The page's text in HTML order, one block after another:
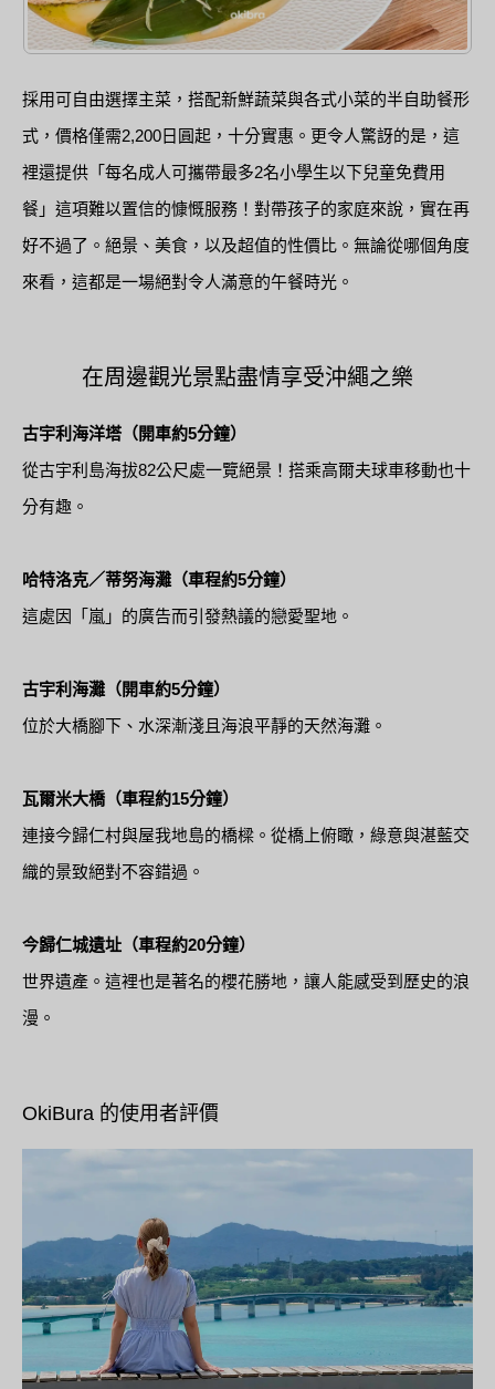
採用可自由選擇主菜，搭配新鮮蔬菜與各式小菜的半自助餐形
式，價格僅需2,200日圓起，十分實惠。更令人驚訝的是，這
裡還提供「每名成人可攜帶最多2名小學生以下兒童免費用
餐」這項難以置信的慷慨服務！對帶孩子的家庭來說，實在再
好不過了。絕景、美食，以及超值的性價比。無論從哪個角度
來看，這都是一場絕對令人滿意的午餐時光。
在周邊觀光景點盡情享受沖繩之樂
古宇利海洋塔（開車約5分鐘）
從古宇利島海拔82公尺處一覽絕景！搭乘高爾夫球車移動也十
分有趣。
哈特洛克／蒂努海灘（車程約5分鐘）
這處因「嵐」的廣告而引發熱議的戀愛聖地。
古宇利海灘（開車約5分鐘）
位於大橋腳下、水深漸淺且海浪平靜的天然海灘。
瓦爾米大橋（車程約15分鐘）
連接今歸仁村與屋我地島的橋樑。從橋上俯瞰，綠意與湛藍交
織的景致絕對不容錯過。
今歸仁城遺址（車程約20分鐘）
世界遺產。這裡也是著名的櫻花勝地，讓人能感受到歷史的浪
漫。
OkiBura 的使用者評價